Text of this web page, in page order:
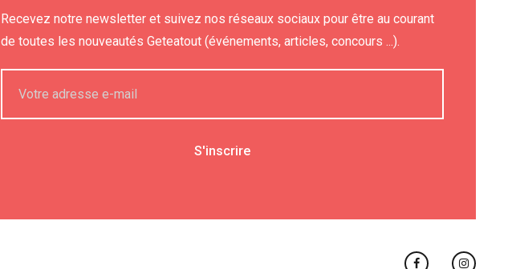
Recevez notre newsletter et suivez nos réseaux sociaux pour être au courant
de toutes les nouveautés Geteatout (événements, articles, concours ...).